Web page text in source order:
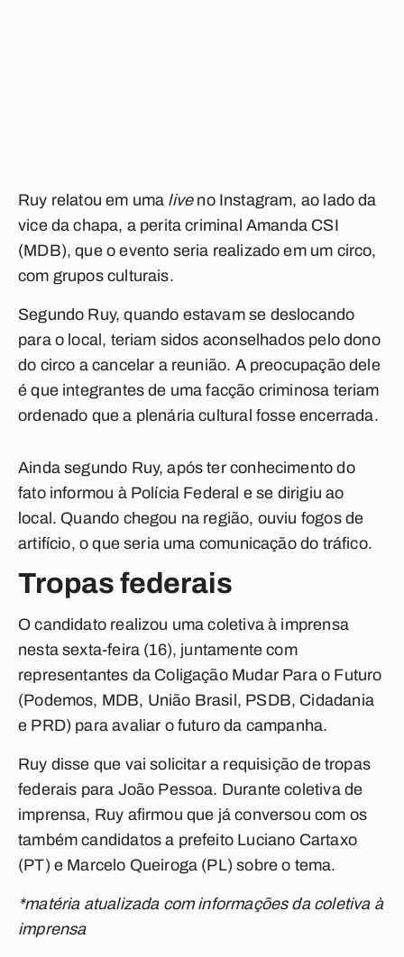
Ruy relatou em uma live no Instagram, ao lado da
vice da chapa, a perita criminal Amanda CSI
(MDB), que o evento seria realizado em um circo,
com grupos culturais.
Segundo Ruy, quando estavam se deslocando
para o local, teriam sidos aconselhados pelo dono
do circo a cancelar a reunião. A preocupação dele
é que integrantes de uma facção criminosa teriam
ordenado que a plenária cultural fosse encerrada.
Ainda segundo Ruy, após ter conhecimento do
fato informou à Polícia Federal e se dirigiu ao
local. Quando chegou na região, ouviu fogos de
artifício, o que seria uma comunicação do tráfico.
Tropas federais
O candidato realizou uma coletiva à imprensa
nesta sexta-feira (16), juntamente com
representantes da Coligação Mudar Para o Futuro
(Podemos, MDB, União Brasil, PSDB, Cidadania
e PRD) para avaliar o futuro da campanha.
Ruy disse que vai solicitar a requisição de tropas
federais para João Pessoa. Durante coletiva de
imprensa, Ruy afirmou que já conversou com os
também candidatos a prefeito Luciano Cartaxo
(PT) e Marcelo Queiroga (PL) sobre o tema.
*matéria atualizada com informações da coletiva à
imprensa